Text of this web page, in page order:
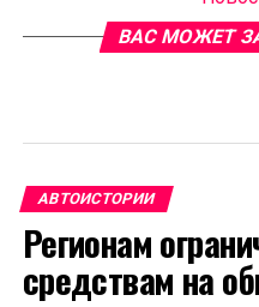
ВАС МОЖЕТ
АВТОИСТОРИИ
Регионам
средствам на